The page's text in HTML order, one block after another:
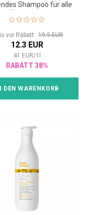
Shampoo für alle
Haartypen
vor Rabatt: 19.9 EUR
12.3 EUR
41 EUR/1
RABATT 38%
DEN WARENKORB